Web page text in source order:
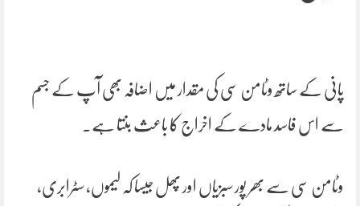
پانی کے ساتھ وٹامن سی کی مقدار میں اضافہ بھی آپ کے جسم
سے اس فاسد مادے کے اخراج کا باعث بنتا ہے۔
وٹامن سی سے بھر پور سبزیاں اور پھل جیسا کہ لیموں، سٹرابری،